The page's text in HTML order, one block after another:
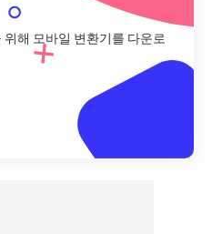
해 모바일 변환기를 다운로